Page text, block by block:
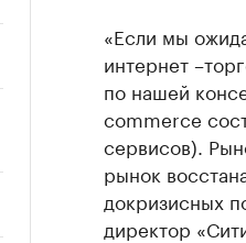
«Если мы
интернет
по нашей
commerce
сервисов).
рынок
докризисных
директор